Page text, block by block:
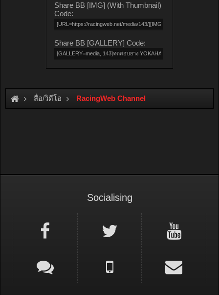
Share BB [IMG] (With Thumbnail)
Code:
Share BB [GALLERY] Code:
สื่อ/วิดีโอ RacingWeb Channel
Socialising